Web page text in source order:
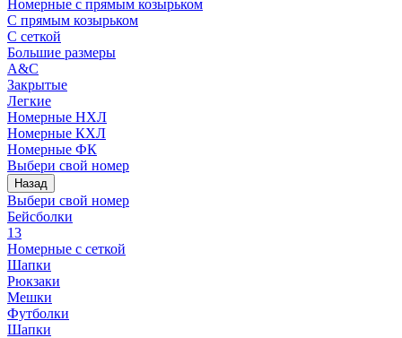
Номерные с прямым козырьком
С прямым козырьком
С сеткой
Большие размеры
A&C
Закрытые
Легкие
Номерные НХЛ
Номерные КХЛ
Номерные ФК
Выбери свой номер
Назад
Выбери свой номер
Бейсболки
13
Номерные с сеткой
Шапки
Рюкзаки
Мешки
Футболки
Шапки